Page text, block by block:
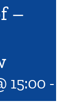
–
15:00 -